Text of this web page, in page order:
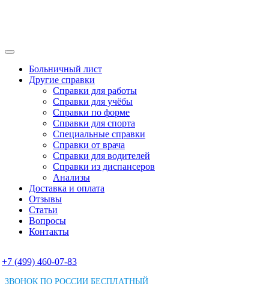
Больничный лист
Другие справки
Справки для работы
Справки для учёбы
Справки по форме
Справки для спорта
Специальные справки
Справки от врача
Справки для водителей
Справки из диспансеров
Анализы
Доставка и оплата
Отзывы
Статьи
Вопросы
Контакты
+7 (499) 460-07-83
ЗВОНОК ПО РОССИИ БЕСПЛАТНЫЙ